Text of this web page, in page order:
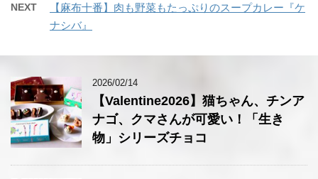
NEXT
【麻布十番】肉も野菜もたっぷりのスープカレー『ケ
ナシバ』
2026/02/14
【Valentine2026】猫ちゃん、チンア
ナゴ、クマさんが可愛い！「生き
物」シリーズチョコ